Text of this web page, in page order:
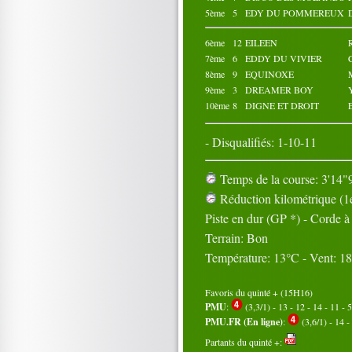
5ème
5 EDY DU POMMEREUX
6ème 12 EILEEN
7ème
6 EDDY DU VIVIER
8ème
9 EQUINOXE
9ème
3 DREAMER BOY
10ème 8 DIGNE ET DROIT
- Disqualifiés: 1-10-11
Temps de la course:
Réduction kilométrique
Piste en dur (GP *) - Corde à
Terrain: Bon
Température: 13°C - Vent:
Favoris du quinté + (15H16)
PMU: (3,3/1) - 13 - 12 - 14 - 11 -
PMU.FR (En ligne):
(3,6/1) - 14
Partants du quinté +: